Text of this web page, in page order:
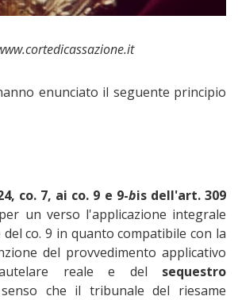
enunciato il seguente principio
co. 7, ai co. 9 e 9-bis dell'art. 309
un verso l'applicazione integrale
co. 9 in quanto compatibile con la
del provvedimento applicativo
reale e del sequestro
che il tribunale del riesame